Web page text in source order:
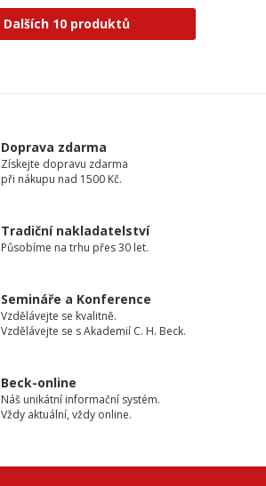
Dalších 10 produktů
Doprava zdarma
Získejte dopravu zdarma
při nákupu nad 1500 Kč.
Tradiční nakladatelství
Působíme na trhu přes 30 let.
Semináře a Konference
Vzdělávejte se kvalitně.
Vzdělávejte se s Akademií C. H. Beck.
Beck-online
Náš unikátní informační systém.
Vždy aktuální, vždy online.